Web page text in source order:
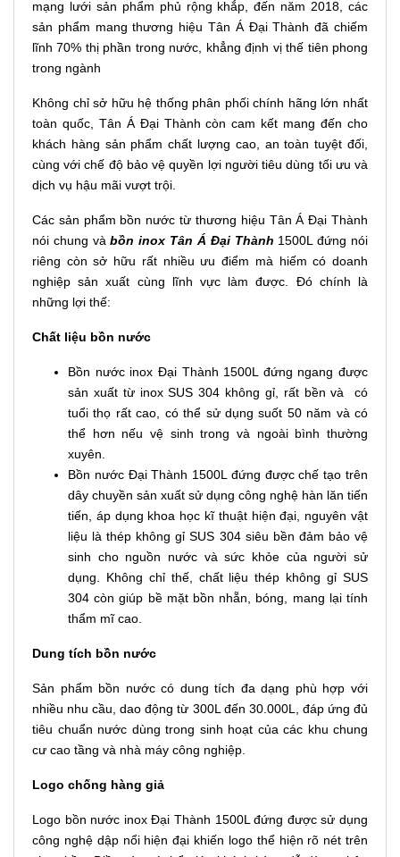
mạng lưới sản phẩm phủ rộng khắp, đến năm 2018, các
sản phẩm mang thương hiệu Tân Á Đại Thành đã chiếm
lĩnh 70% thị phần trong nước, khẳng định vị thế tiên phong
trong ngành
Không chỉ sở hữu hệ thống phân phối chính hãng lớn nhất
toàn quốc, Tân Á Đại Thành còn cam kết mang đến cho
khách hàng sản phẩm chất lượng cao, an toàn tuyệt đối,
cùng với chế độ bảo vệ quyền lợi người tiêu dùng tối ưu và
dịch vụ hậu mãi vượt trội.
Các sản phẩm bồn nước từ thương hiệu Tân Á Đại Thành
nói chung vàbồn inox Tân Á Đại Thành 1500L đứng nói
riêng còn sở hữu rất nhiều ưu điểm mà hiếm có doanh
nghiệp sản xuất cùng lĩnh vực làm được. Đó chính là
những lợi thế:
Chất liệu bồn nước
Bồn nước inox Đại Thành 1500L đứng ngang được
sản xuất từ inox SUS 304 không gỉ, rất bền và có
tuổi thọ rất cao, có thể sử dụng suốt 50 năm và có
thể hơn nếu vệ sinh trong và ngoài bình thường
xuyên.
Bồn nước Đại Thành 1500L đứng được chế tạo trên
dây chuyền sản xuất sử dụng công nghệ hàn lăn tiến
tiến, áp dụng khoa học kĩ thuật hiện đại, nguyên vật
liệu là thép không gỉ SUS 304 siêu bền đảm bảo vệ
sinh cho nguồn nước và sức khỏe của người sử
dụng. Không chỉ thế, chất liệu thép không gỉ SUS
304 còn giúp bề mặt bồn nhẵn, bóng, mang lại tính
thẩm mĩ cao.
Dung tích bồn nước
Sản phẩm bồn nước có dung tích đa dạng phù hợp với
nhiều nhu cầu, dao động từ 300L đến 30.000L, đáp ứng đủ
tiêu chuẩn nước dùng trong sinh hoạt của các khu chung
cư cao tầng và nhà máy công nghiệp.
Logo chống hàng giả
Logo bồn nước inox Đại Thành 1500L đứng được sử dụng
công nghệ dập nổi hiện đại khiến logo thể hiện rõ nét trên